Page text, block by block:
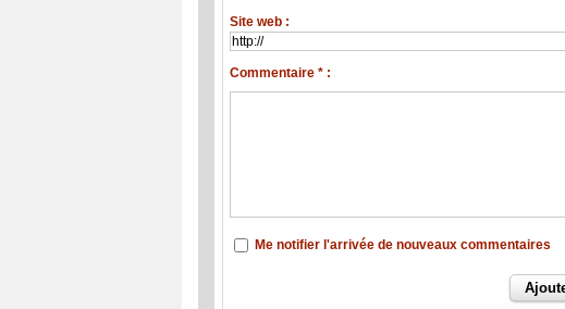
Site web :
Commentaire * :
Me notifier l'arrivée de nouveaux commentaires